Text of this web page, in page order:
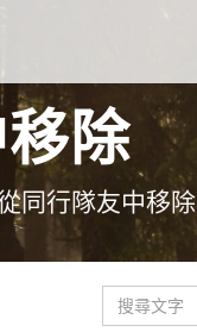
除
同行隊友中移除